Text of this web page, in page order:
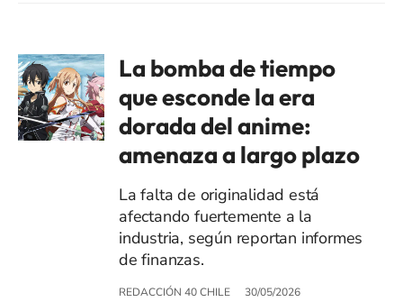
La bomba de tiempo
que esconde la era
dorada del anime:
amenaza a largo plazo
La falta de originalidad está
afectando fuertemente a la
industria, según reportan informes
de finanzas.
REDACCIÓN 40 CHILE 30/05/2026